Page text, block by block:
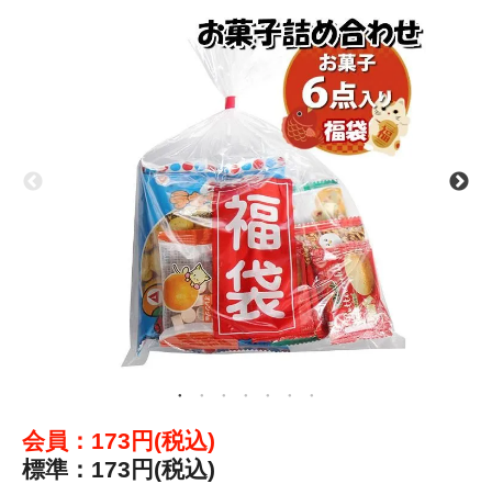
会員：173円(税込)
標準：173円(税込)